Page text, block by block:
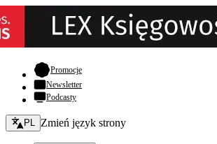
Promocje- otwiera się w nowej karcie
Newsletter
Podcasty
Zmień język - bieżący:
PL Zmień język strony